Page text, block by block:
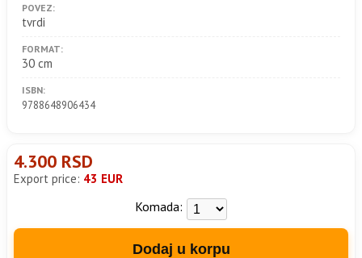
POVEZ:
tvrdi
FORMAT:
30 cm
ISBN:
9788648906434
4.300 RSD
Export price: 43 EUR
Komada:
Dodaj u korpu